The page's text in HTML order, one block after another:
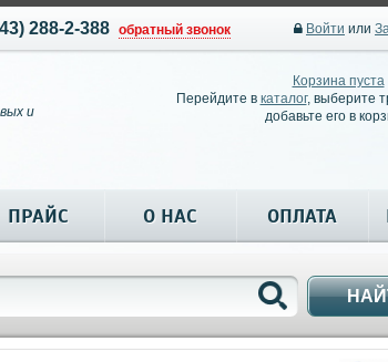
288-2-388 обратный звонок Войти или
и
Корзина пуста
Перейдите в каталог, выберите
добавьте его в
ПРАЙС О НАС ОПЛАТА